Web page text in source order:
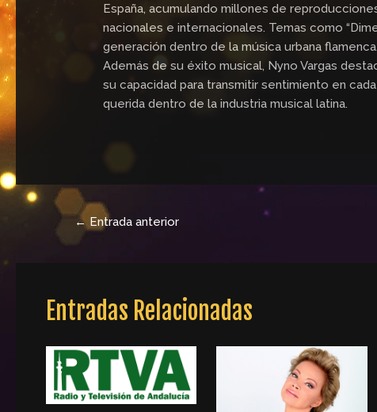
España, acumulando millones de
nacionales e internacionales. Temas como
generación dentro de la música urbana flamenca.
Además de su éxito musical, Nyno Vargas
su capacidad para transmitir sentimiento en
querida dentro de la industria musical latina.
← Entrada anterior
Entradas Relacionadas